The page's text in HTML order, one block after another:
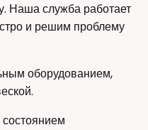
Наша служба работает
и решим проблему
оборудованием,